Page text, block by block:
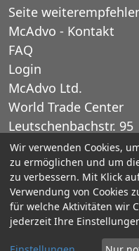
Seite
McAdvo - Kontakt
FAQ
Login
McAdvo Ltd.
World Trade Center
Leutschenbachstr. 95
CH-8050 Zurich
Schweiz
E-Mail:
© 2005-2025
Wir verwenden Cookies,
zu ermöglichen und um
zu verbessern. Mit Klick
Verwendung von Cookies
für welche Aktivitäten wir
jederzeit Ihre